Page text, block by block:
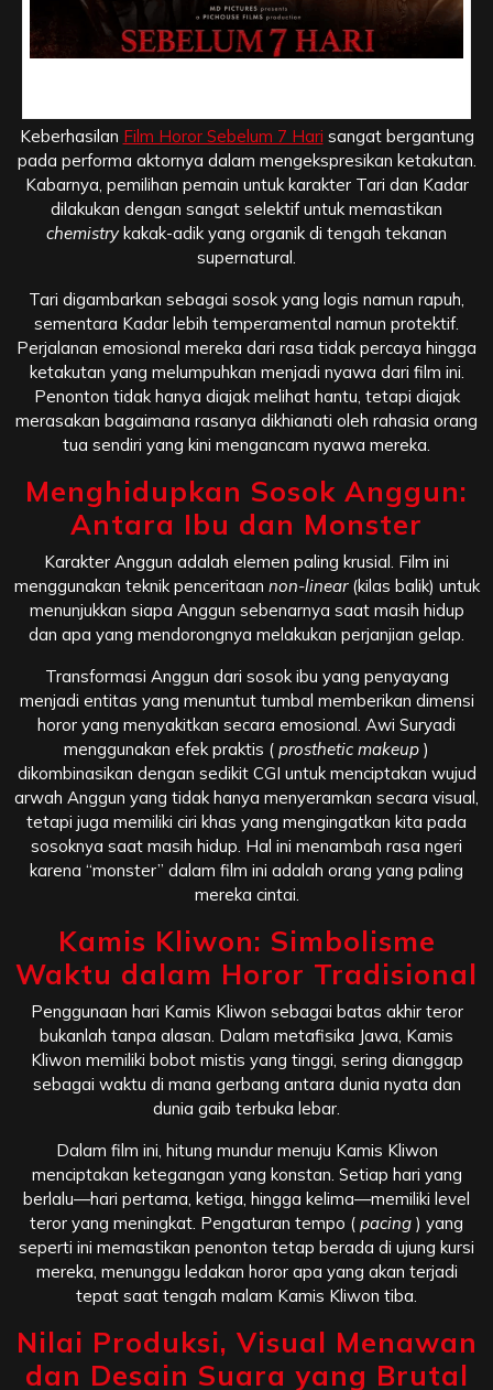
Keberhasilan Film Horor Sebelum 7 Hari sangat bergantung
pada performa aktornya dalam mengekspresikan ketakutan.
Kabarnya, pemilihan pemain untuk karakter Tari dan Kadar
dilakukan dengan sangat selektif untuk memastikan
chemistrykakak-adik yang organik di tengah tekanan
supernatural.
Tari digambarkan sebagai sosok yang logis namun rapuh,
sementara Kadar lebih temperamental namun protektif.
Perjalanan emosional mereka dari rasa tidak percaya hingga
ketakutan yang melumpuhkan menjadi nyawa dari film ini.
Penonton tidak hanya diajak melihat hantu, tetapi diajak
merasakan bagaimana rasanya dikhianati oleh rahasia orang
tua sendiri yang kini mengancam nyawa mereka.
Menghidupkan Sosok Anggun:
Antara Ibu dan Monster
Karakter Anggun adalah elemen paling krusial. Film ini
menggunakan teknik penceritaan non-linear(kilas balik) untuk
menunjukkan siapa Anggun sebenarnya saat masih hidup
dan apa yang mendorongnya melakukan perjanjian gelap.
Transformasi Anggun dari sosok ibu yang penyayang
menjadi entitas yang menuntut tumbal memberikan dimensi
horor yang menyakitkan secara emosional. Awi Suryadi
menggunakan efek praktis ( prosthetic makeup )
dikombinasikan dengan sedikit CGI untuk menciptakan wujud
arwah Anggun yang tidak hanya menyeramkan secara visual,
tetapi juga memiliki ciri khas yang mengingatkan kita pada
sosoknya saat masih hidup. Hal ini menambah rasa ngeri
karena “monster” dalam film ini adalah orang yang paling
mereka cintai.
Kamis Kliwon: Simbolisme
Waktu dalam Horor Tradisional
Penggunaan hari Kamis Kliwon sebagai batas akhir teror
bukanlah tanpa alasan. Dalam metafisika Jawa, Kamis
Kliwon memiliki bobot mistis yang tinggi, sering dianggap
sebagai waktu di mana gerbang antara dunia nyata dan
dunia gaib terbuka lebar.
Dalam film ini, hitung mundur menuju Kamis Kliwon
menciptakan ketegangan yang konstan. Setiap hari yang
berlalu—hari pertama, ketiga, hingga kelima—memiliki level
teror yang meningkat. Pengaturan tempo ( pacing ) yang
seperti ini memastikan penonton tetap berada di ujung kursi
mereka, menunggu ledakan horor apa yang akan terjadi
tepat saat tengah malam Kamis Kliwon tiba.
Nilai Produksi, Visual Menawan
dan Desain Suara yang Brutal